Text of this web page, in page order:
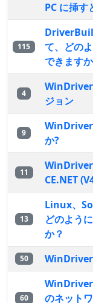
PC に挿す
115
て、どの
できます
4
WinDriver
ジョン
9
WinDriver
か?
11
CE.NET
13
Linux、
どのよう
か？
50 WinDriver
60
WinDriver
のネット